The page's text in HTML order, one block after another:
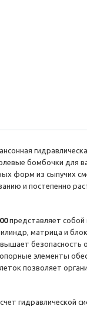
бомбочки для
форм из сыпучих
и постепенно
представляет
матрица и
безопасность
элементы
позволяет
гидравлической